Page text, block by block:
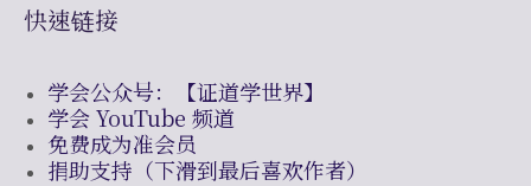
快速链接
学会公众号：【证道学世界】
学会 YouTube 频道
免费成为准会员
捐助支持（下滑到最后喜欢作者）